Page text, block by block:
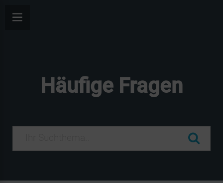
Häufige Fragen